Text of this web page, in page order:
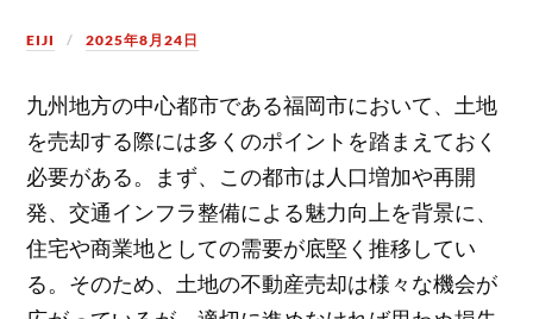
EIJI 2025年8月24日
九州地方の中心都市である福岡市において、土地
を売却する際には多くのポイントを踏まえておく
必要がある。
まず、この都市は人口増加や再開
発、交通インフラ整備による魅力向上を背景に、
住宅や商業地としての需要が底堅く推移してい
る。そのため、土地の不動産売却は様々な機会が